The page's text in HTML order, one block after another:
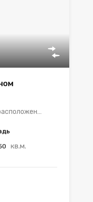
кв.м.